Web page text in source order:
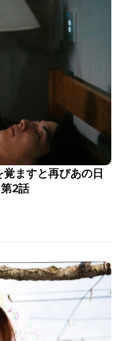
ますと再びあの日
2話